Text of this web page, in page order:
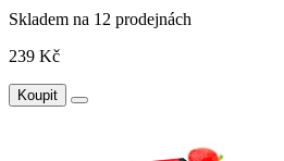
Skladem na 12 prodejnách
239 Kč
Koupit